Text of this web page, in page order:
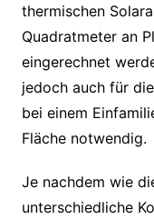
thermischen
Quadratmeter an
eingerechnet
jedoch auch für
bei einem
Fläche notwendig.
Je nachdem wie
unterschiedliche